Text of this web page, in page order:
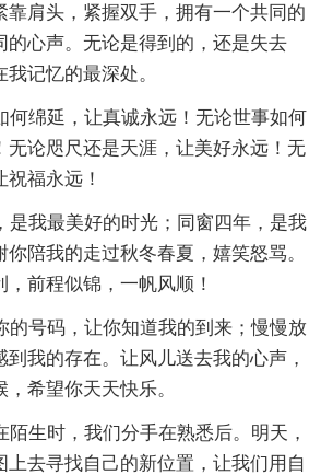
靠肩头，紧握双手，拥有一个共同的
的心声。无论是得到的，还是失去
记忆的最深处。
何绵延，让真诚永远！无论世事如何
无论咫尺还是天涯，让美好永远！无
福永远！
是我最美好的时光；同窗四年，是我
陪我的走过秋冬春夏，嬉笑怒骂。
前程似锦，一帆风顺！
的号码，让你知道我的到来；慢慢放
到我的存在。让风儿送去我的心声，
希望你天天快乐。
陌生时，我们分手在熟悉后。明天，
上去寻找自己的新位置，让我们用自